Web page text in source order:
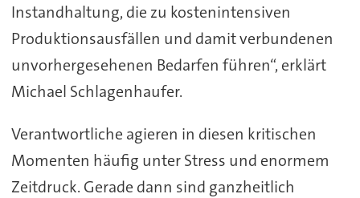
Instandhaltung, die zu kostenintensiven
Produktionsausfällen und damit verbundenen
unvorhergesehenen Bedarfen führen“, erklärt
Michael Schlagenhaufer.
Verantwortliche agieren in diesen kritischen
Momenten häufig unter Stress und enormem
Zeitdruck. Gerade dann sind ganzheitlich